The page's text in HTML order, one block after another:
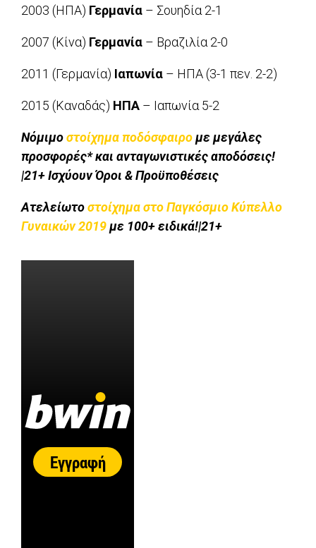
2003 (ΗΠΑ) Γερμανία – Σουηδία 2-1
2007 (Κίνα) Γερμανία – Βραζιλία 2-0
2011 (Γερμανία) Ιαπωνία – ΗΠΑ (3-1 πεν. 2-2)
2015 (Καναδάς) ΗΠΑ – Ιαπωνία 5-2
Νόμιμοστοίχημα ποδόσφαιρομε μεγάλες
προσφορές* και ανταγωνιστικές αποδόσεις!
|21+ Ισχύουν Όροι & Προϋποθέσεις
Ατελείωτοστοίχημα στο Παγκόσμιο Κύπελλο
Γυναικών 2019με 100+ ειδικά!|21+